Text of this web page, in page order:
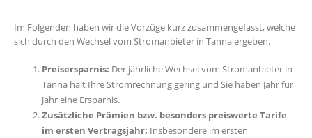
Im Folgenden haben wir die Vorzüge kurz zusammengefasst, welche
sich durch den Wechsel vom Stromanbieter in Tanna ergeben.
Preisersparnis: Der jährliche Wechsel vom Stromanbieter in
Tanna hält Ihre Stromrechnung gering und Sie haben Jahr für
Jahr eine Ersparnis.
Zusätzliche Prämien bzw. besonders preiswerte Tarife
im ersten Vertragsjahr: Insbesondere im ersten